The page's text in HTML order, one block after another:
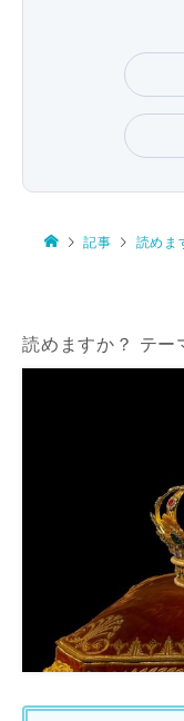
記事 読めま
読めますか？ テー